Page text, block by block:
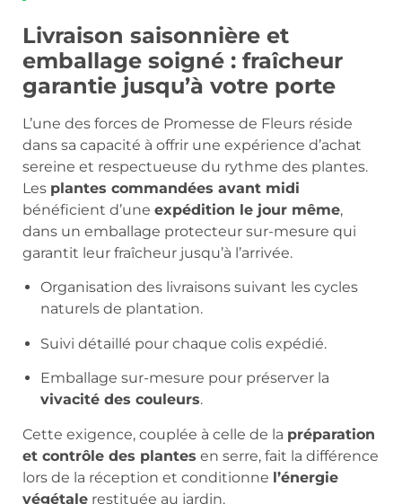
Livraison saisonnière et
emballage soigné : fraîcheur
garantie jusqu’à votre porte
L’une des forces de Promesse de Fleurs réside
dans sa capacité à offrir une expérience d’achat
sereine et respectueuse du rythme des plantes.
Les plantes commandées avant midi
bénéficient d’une expédition le jour même,
dans un emballage protecteur sur-mesure qui
garantit leur fraîcheur jusqu’à l’arrivée.
Organisation des livraisons suivant les cycles
naturels de plantation.
Suivi détaillé pour chaque colis expédié.
Emballage sur-mesure pour préserver la
vivacité des couleurs.
Cette exigence, couplée à celle de la préparation
et contrôle des plantes en serre, fait la différence
lors de la réception et conditionne l’énergie
végétale restituée au jardin.